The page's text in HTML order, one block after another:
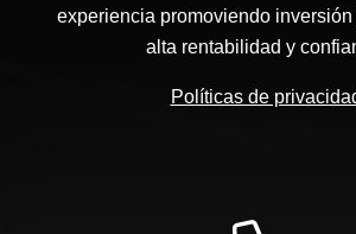
experiencia promoviendo
alta rentabilidad y
Políticas de